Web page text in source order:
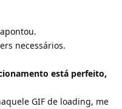
necessários.
está perfeito,
GIF de loading, me